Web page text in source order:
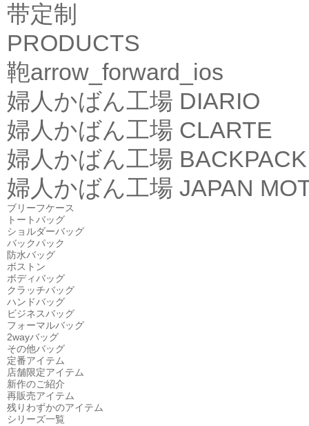
带定制
PRODUCTS
鞄arrow_forward_ios
婦人かばん工場 DIARIO
婦人かばん工場 CLARTE
婦人かばん工場 BACKPACK
婦人かばん工場 JAPAN
ブリーフケース
トートバッグ
ショルダーバッグ
バックパック
防水バッグ
ボストン
ボディバッグ
クラッチバッグ
ハンドバッグ
ビジネスバッグ
フォーマルバッグ
2wayバッグ
その他バッグ
定番アイテム
店舗限定アイテム
新作のご紹介
再販売アイテム
残りわずかのアイテム
シリーズ一覧